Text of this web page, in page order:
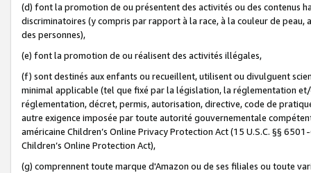
(d) font la promotion de ou présentent des activités ou des contenus
discriminatoires (y compris par rapport à la race, à la couleur de
des personnes),
(e) font la promotion de ou réalisent des activités illégales,
(f) sont destinés aux enfants ou recueillent, utilisent ou divulguent
minimal applicable (tel que fixé par la législation, la réglementation
réglementation, décret, permis, autorisation, directive, code de
autre exigence imposée par toute autorité gouvernementale
américaine Children’s Online Privacy Protection Act (15 U.S.C. §§
Children’s Online Protection Act),
(g) comprennent toute marque d'Amazon ou de ses filiales ou toute